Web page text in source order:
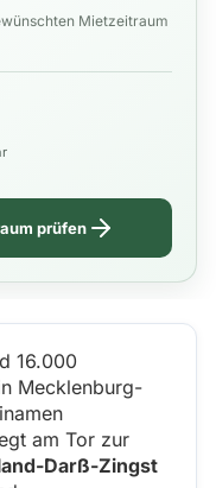
Mietzeitraum
prüfen
16.000
Mecklenburg-
am Tor zur
Darß-Zingst